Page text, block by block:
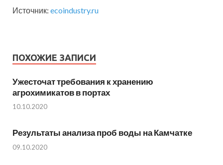
Источник: ecoindustry.ru
ПОХОЖИЕ ЗАПИСИ
Ужесточат требования к хранению
агрохимикатов в портах
10.10.2020
Результаты анализа проб воды на Камчатке
09.10.2020